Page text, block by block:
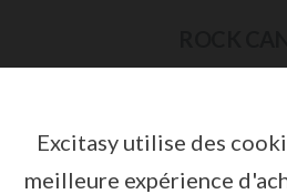
Excitasy utilise des
meilleure expérience